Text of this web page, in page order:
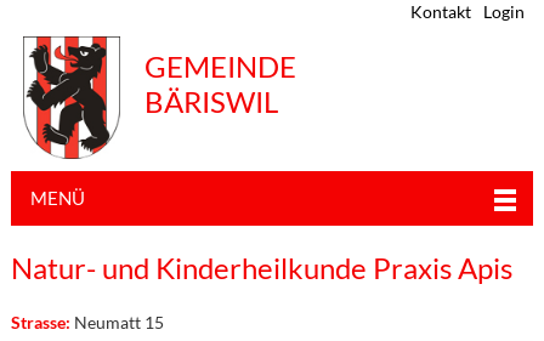
Kontakt Login
GEMEINDE
BÄRISWIL
MENÜ
Natur- und Kinderheilkunde Praxis Apis
Strasse: Neumatt 15